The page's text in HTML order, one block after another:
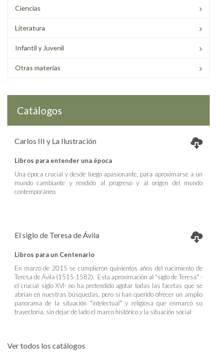
Ciencias
Literatura
Infantil y Juvenil
Otras materias
Catálogos
Carlos III y La Ilustración
Libros para entender una época
Una época crucial y desde luego apasionante, para aproximarse a un
mundo cambiante y rendido al progreso y al origen del mundo
contemporáneo.
El siglo de Teresa de Ávila
Libros para un Centenario
En marzo de 2015 se cumplieron quinientos años del nacimiento de
Teresa de Ávila (1515-1582). Esta aproximación al "siglo de Teresa" -
el crucial siglo XVI- no ha pretendido agotar todas las facetas que se
abrían en nuestras búsquedas, pero sí han querido ofrecer un amplio
panorama de la situación "intelectual" y religiosa que enmarcó su
trayectoria, sin dejar de lado el marco histórico y la situación social
Ver todos los catálogos